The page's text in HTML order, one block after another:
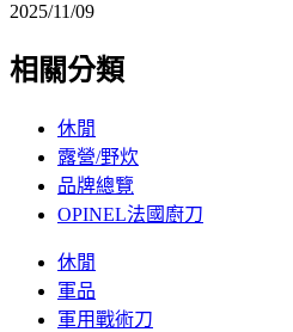
2025/11/09
相關分類
休閒
露營/野炊
品牌總覽
OPINEL法國廚刀
休閒
軍品
軍用戰術刀